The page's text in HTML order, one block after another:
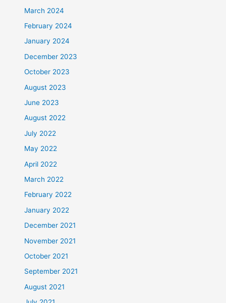
March 2024
February 2024
January 2024
December 2023
October 2023
August 2023
June 2023
August 2022
July 2022
May 2022
April 2022
March 2022
February 2022
January 2022
December 2021
November 2021
October 2021
September 2021
August 2021